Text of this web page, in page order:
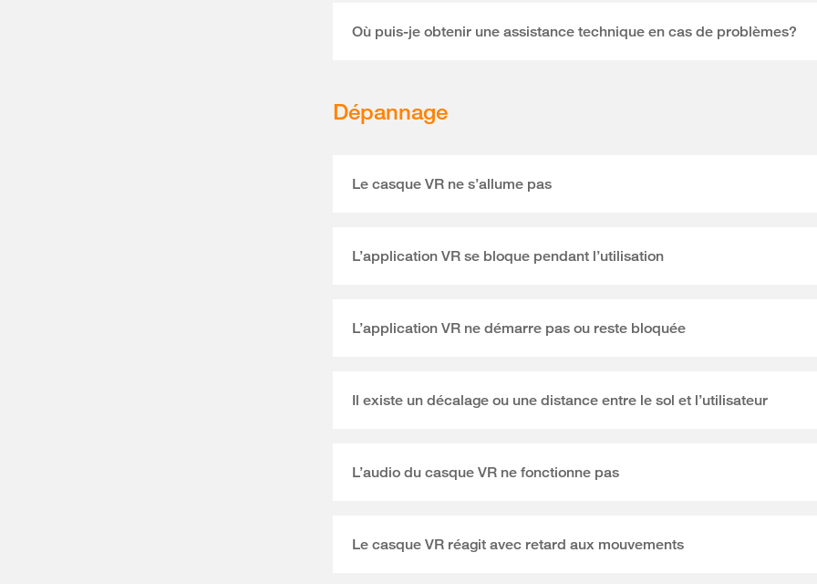
Où puis-je obtenir une assistance technique en cas de problèmes?
Dépannage
Le casque VR ne s’allume pas
L’application VR se bloque pendant l’utilisation
L’application VR ne démarre pas ou reste bloquée
Il existe un décalage ou une distance entre le sol et l’utilisateur
L’audio du casque VR ne fonctionne pas
Le casque VR réagit avec retard aux mouvements